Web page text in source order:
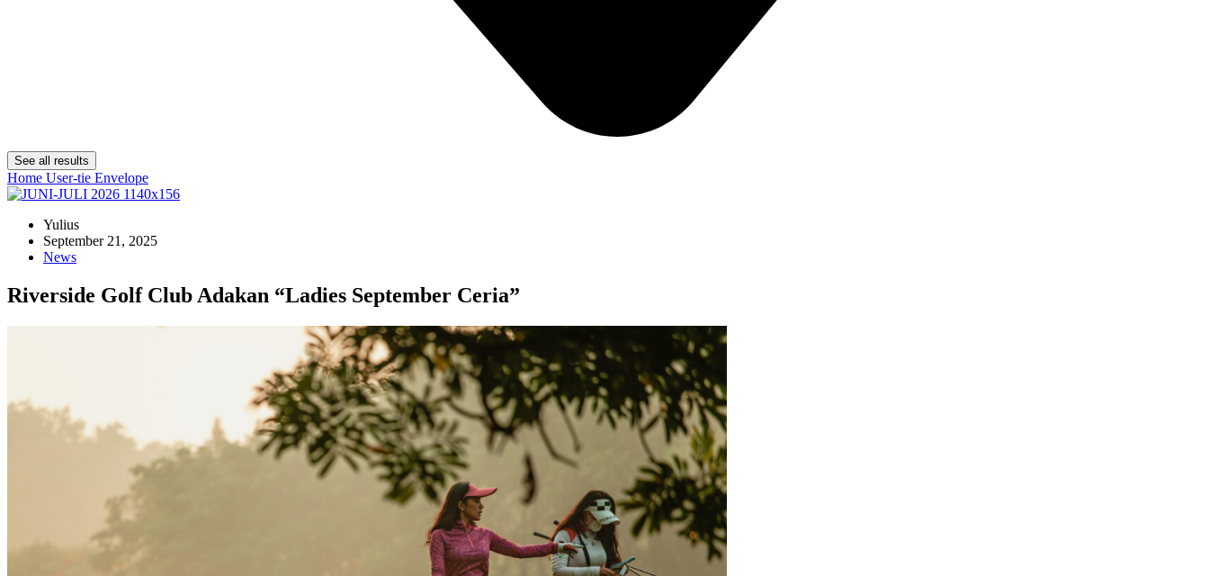
See all results
Home User-tie Envelope
Yulius
September 21, 2025
News
Riverside Golf Club Adakan “Ladies September Ceria”